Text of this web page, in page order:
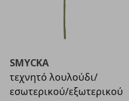
SMYCKA
τεχνητό λουλούδι/
εσωτερικού/εξωτερικού